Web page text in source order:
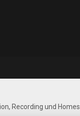
Recording und